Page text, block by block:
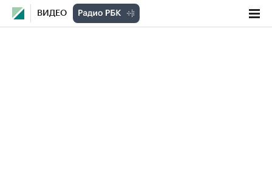
ВИДЕО